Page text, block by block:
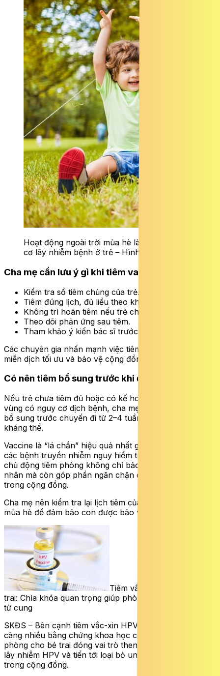
Hoạt động ngoài trời mùa hè làm tăng nguy
cơ lây nhiễm bệnh ở trẻ – Hình minh họa
Cha mẹ cần lưu ý gì khi tiêm vaccine cho trẻ?
Kiểm tra sổ tiêm chủng của trẻ.
Tiêm đúng lịch, đủ liều theo khuyến cáo.
Không trì hoãn tiêm nếu trẻ chỉ bị bệnh nhẹ.
Theo dõi phản ứng sau tiêm.
Tham khảo ý kiến bác sĩ trước khi tiêm bổ sung.
Các chuyên gia nhấn mạnh việc tiêm đúng lịch giúp tạo
miễn dịch tối ưu và bảo vệ cộng đồng khỏi dịch bệnh.
Có nên tiêm bổ sung trước khi đi du lịch hè?
Nếu trẻ chưa tiêm đủ hoặc có kế hoạch đi du lịch đến
vùng có nguy cơ dịch bệnh, cha mẹ nên đưa trẻ đi tiêm
bổ sung trước chuyến đi từ 2–4 tuần để cơ thể kịp tạo
kháng thể.
Vaccine là “lá chắn” hiệu quả nhất giúp trẻ phòng tránh
các bệnh truyền nhiễm nguy hiểm trong mùa hè. Việc
chủ động tiêm phòng không chỉ bảo vệ sức khỏe cá
nhân mà còn góp phần ngăn chặn dịch bệnh lây lan
trong cộng đồng.
Cha mẹ nên kiểm tra lại lịch tiêm của trẻ ngay từ đầu
mùa hè để đảm bảo con được bảo vệ toàn diện.
Tiêm vắc-xin HPV cho bé
trai: Chìa khóa quan trọng giúp phòng ngừa ung thư cổ
tử cung
SKĐS – Bên cạnh tiêm vắc-xin HPV cho bé gái, ngày
càng nhiều bằng chứng khoa học cho thấy việc tiêm
phòng cho bé trai đóng vai trò then chốt trong việc giảm
lây nhiễm HPV và tiến tới loại bỏ ung thư cổ tử cung
trong cộng đồng.